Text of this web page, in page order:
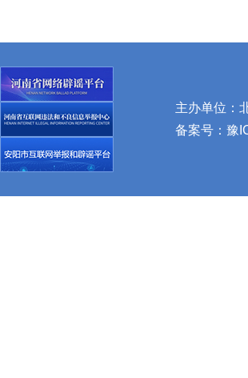
主办单位：
备案号： 豫